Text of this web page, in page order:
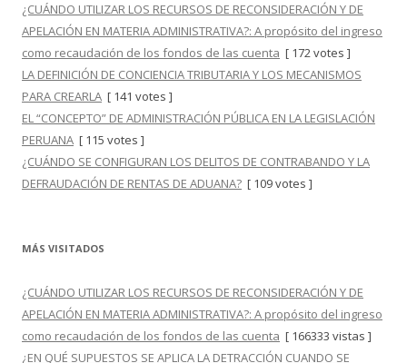
¿CUÁNDO UTILIZAR LOS RECURSOS DE RECONSIDERACIÓN Y DE
APELACIÓN EN MATERIA ADMINISTRATIVA?: A propósito del ingreso
como recaudación de los fondos de las cuenta [ 172 votes ]
LA DEFINICIÓN DE CONCIENCIA TRIBUTARIA Y LOS MECANISMOS
PARA CREARLA [ 141 votes ]
EL “CONCEPTO” DE ADMINISTRACIÓN PÚBLICA EN LA LEGISLACIÓN
PERUANA [ 115 votes ]
¿CUÁNDO SE CONFIGURAN LOS DELITOS DE CONTRABANDO Y LA
DEFRAUDACIÓN DE RENTAS DE ADUANA? [ 109 votes ]
MÁS VISITADOS
¿CUÁNDO UTILIZAR LOS RECURSOS DE RECONSIDERACIÓN Y DE
APELACIÓN EN MATERIA ADMINISTRATIVA?: A propósito del ingreso
como recaudación de los fondos de las cuenta [ 166333 vistas ]
¿EN QUÉ SUPUESTOS SE APLICA LA DETRACCIÓN CUANDO SE